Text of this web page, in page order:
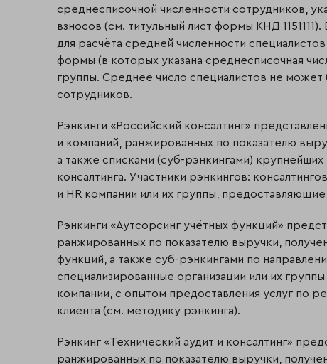
среднесписочной численности сотрудников,
взносов (см. титульный лист формы КНД
для расчёта средней численности
формы (в которых указана среднесписочная
группы. Среднее число специалистов не
сотрудников.
Рэнкинги «Российский консалтинг»
и компаний, ранжированных по показателю
а также списками (суб-рэнкингами)
консалтинга. Участники рэнкингов:
и HR компании или их группы, предоставляющие
Рэнкинги «Аутсорсинг учётных функций»
ранжированных по показателю выручки,
функций, а также суб-рэнкингами по
специализированные организации или их
компании, с опытом предоставления услуг по
клиента (см. методику рэнкинга).
Рэнкинг «Технический аудит и консалтинг»
ранжированных по показателю выручки,